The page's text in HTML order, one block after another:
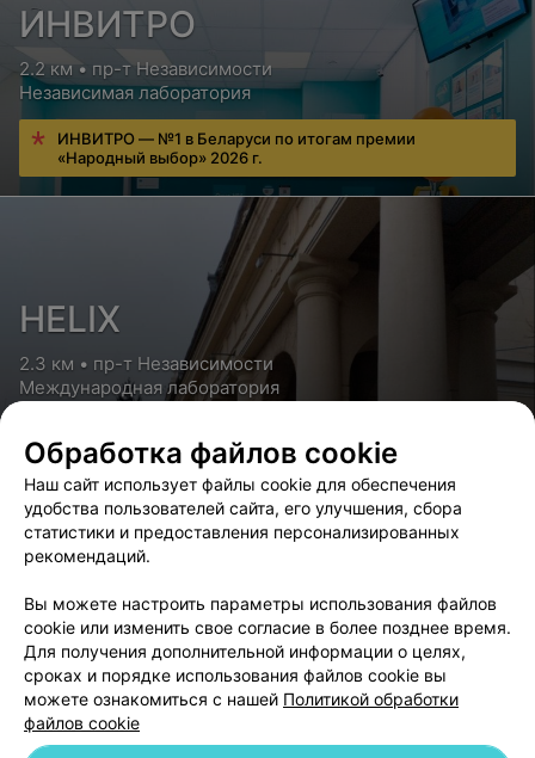
ИНВИТРО
2.2 км • пр-т Независимости
Независимая лаборатория
ИНВИТРО — №1 в Беларуси по итогам премии
«Народный выбор» 2026 г.
HELIX
2.3 км • пр-т Независимости
Международная лаборатория
HELIX
2.7 км • ул. Веры Хоружей
Международная лаборатория
Скидка 30% на аллергопанель для детей и взрослых
Обработка файлов cookie
Наш сайт использует файлы cookie для обеспечения
удобства пользователей сайта, его улучшения, сбора
статистики и предоставления персонализированных
рекомендаций.
Вы можете настроить параметры использования файлов
cookie или изменить свое согласие в более позднее время.
Для получения дополнительной информации о целях,
сроках и порядке использования файлов cookie вы
можете ознакомиться с нашей Политикой обработки
файлов cookie